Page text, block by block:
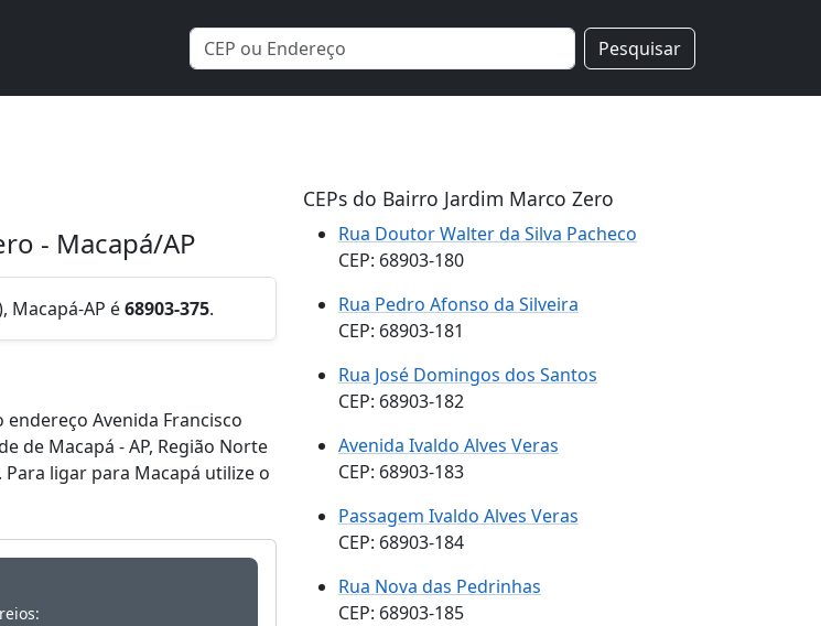
Pesquisar
- Macapá/AP
Macapá-AP é68903-375.
endereço Avenida Francisco
de Macapá - AP, Região Norte
ligar para Macapá utilize o
CEPs do Bairro Jardim Marco Zero
Rua Doutor Walter da Silva Pacheco
CEP: 68903-180
Rua Pedro Afonso da Silveira
CEP: 68903-181
Rua José Domingos dos Santos
CEP: 68903-182
Avenida Ivaldo Alves Veras
CEP: 68903-183
Passagem Ivaldo Alves Veras
CEP: 68903-184
Rua Nova das Pedrinhas
CEP: 68903-185